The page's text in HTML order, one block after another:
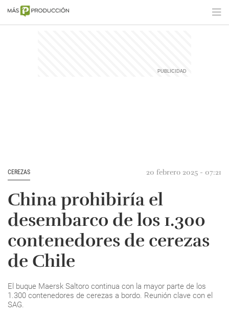
CEREZAS 20 febrero 2025 - 07:21
China prohibiría el
desembarco de los 1.300
contenedores de cerezas
de Chile
El buque Maersk Saltoro continua con la mayor parte de los
1.300 contenedores de cerezas a bordo. Reunión clave con el
SAG.